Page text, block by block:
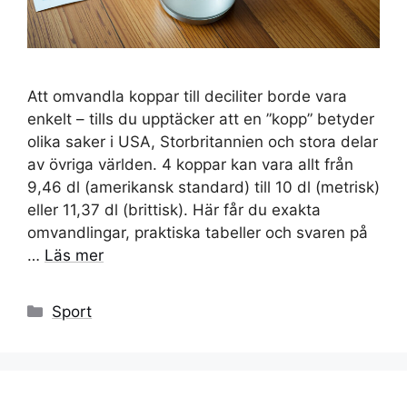
Att omvandla koppar till deciliter borde vara
enkelt – tills du upptäcker att en ”kopp” betyder
olika saker i USA, Storbritannien och stora delar
av övriga världen. 4 koppar kan vara allt från
9,46 dl (amerikansk standard) till 10 dl (metrisk)
eller 11,37 dl (brittisk). Här får du exakta
omvandlingar, praktiska tabeller och svaren på
… Läs mer
Kategorier
Sport